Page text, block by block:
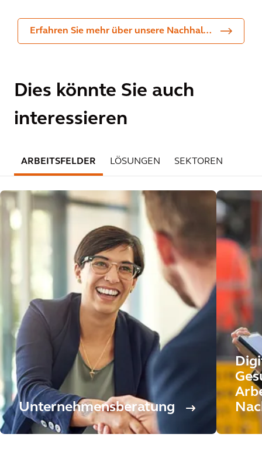
Erfahren Sie mehr über unsere Nachhaltigkeitsberatung
Dies könnte Sie auch
interessieren
ARBEITSFELDER LÖSUNGEN SEKTOREN
Unternehmensberatung